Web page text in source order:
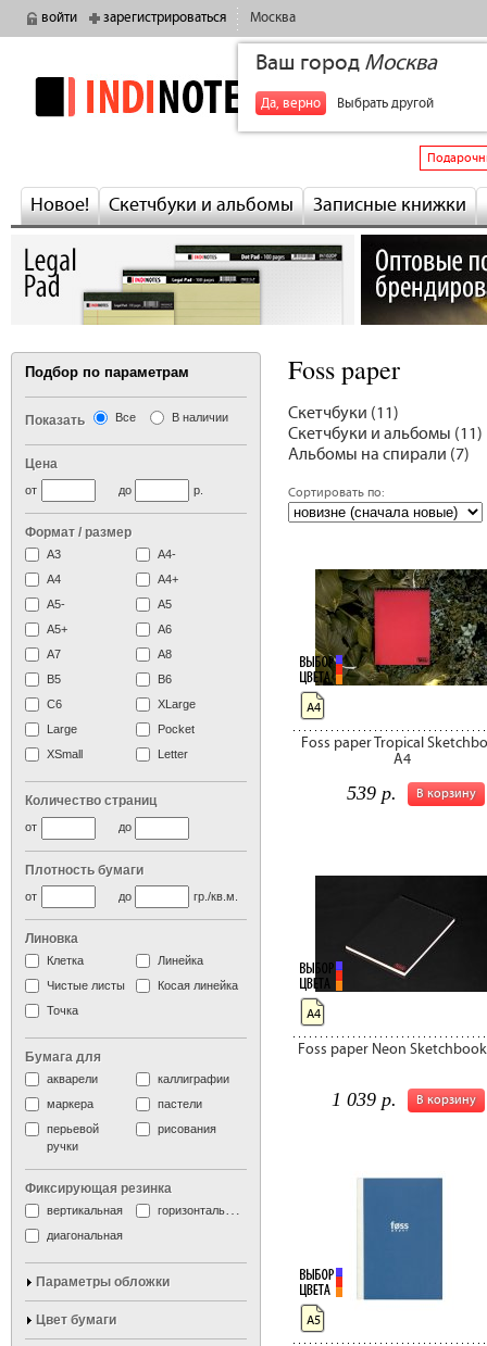
войти зарегистрироваться Москва
Ваш город Москва
Да, верно Выбрать другой
indinotes
Новое! Скетчбуки и альбомы Записные книжки
Foss paper
Скетчбуки (11)
Скетчбуки и альбомы (11)
Альбомы на спирали (7)
Сортировать по:
Foss paper Tropical
A4
В корзину
539 р.
А4
Foss paper Neon
В корзину
1 039 р.
А4
А5
Подбор по параметрам
Показать Все В наличии
Цена
до
от р.
Формат / размер
А3
А4-
А4
A4+
А5-
А5
A5+
А6
А7
A8
B5
B6
C6
XLarge
Large
Pocket
XSmall
Letter
Количество страниц
до
от
Плотность бумаги
до
от гр./кв.м.
Линовка
Клетка
Линейка
Чистые листы
Косая линейка
Точка
Бумага для
акварели
каллиграфии
маркера
пастели
перьевой
ручки
рисования
Фиксирующая резинка
вертикальная
горизонтальная
диагональная
Параметры обложки
Цвет бумаги